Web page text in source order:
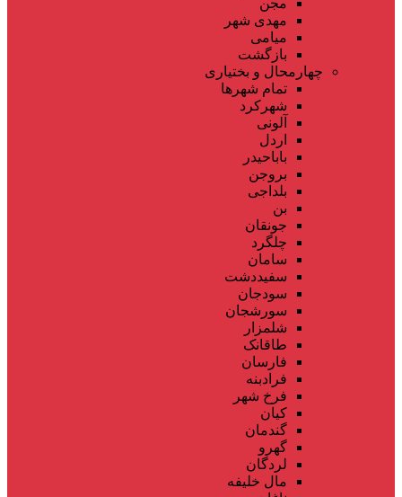
مهدی شهر
میامی
بازگشت
چهارمحال و بختیاری
تمام شهر‌ها
شهرکرد
آلونی
اردل
باباحیدر
بروجن
بلداجی
بن
جونقان
چلگرد
سامان
سفیددشت
سودجان
سورشجان
شلمزار
طاقانک
فارسان
فرادبنه
فرخ شهر
کیان
گندمان
گهرو
لردگان
مال خلیفه